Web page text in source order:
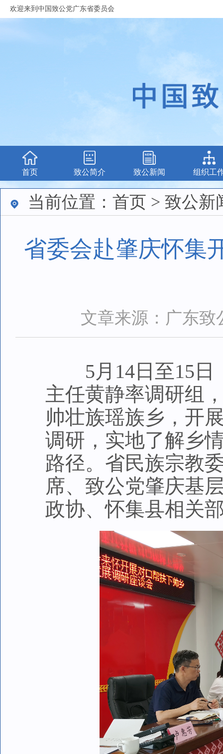
欢迎来到中国致公党广东省委员会
首页 致公简介 致公新闻 组织工
当前位置：首页 > 致公新
省委会赴肇庆怀集
文章来源：广东致
5月14日至15日
主任黄静率调研组
帅壮族瑶族乡，开
调研，实地了解乡
路径。省民族宗教
席、致公党肇庆基
政协、怀集县相关